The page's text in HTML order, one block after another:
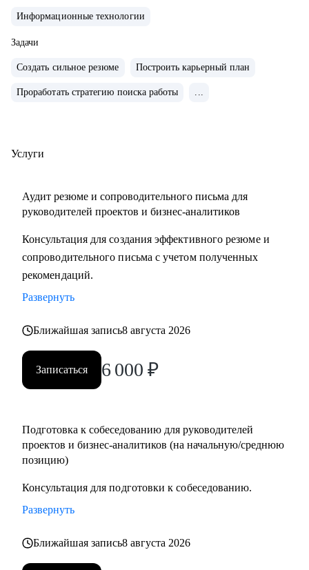
• Руководил проектом автоматизации бизнеса на 3000
пользователей.
• Провел 30+ карьерных консультаций.
направления в Сбере.
• Выделяющееся резюме.
• Консультации при смене профиля деятельности.
• Помощь в выборе обучающих материалов.
Кому могу помочь:
• Руководителям проектов.
• Студентам и выпускникам для поиска стажировки в ИТ.
• Специалистам из других сфер, которые хотят
попробовать себя в новой специальности.
• Новичкам, кто хочет начать работу в ИТ и не знает, с чего
Информационные технологии
Задачи
Создать сильное резюме Построить карьерный план
Проработать стратегию поиска работы ...
Услуги
Аудит резюме и сопроводительного письма для
руководителей проектов и бизнес-аналитиков
Консультация для создания эффективного резюме и
сопроводительного письма с учетом полученных
рекомендаций.
Развернуть
Ближайшая запись8 августа 2026
Записаться 6 000 ₽
Подготовка к собеседованию для руководителей
проектов и бизнес-аналитиков (на начальную/среднюю
позицию)
Консультация для подготовки к собеседованию.
Развернуть
Ближайшая запись8 августа 2026